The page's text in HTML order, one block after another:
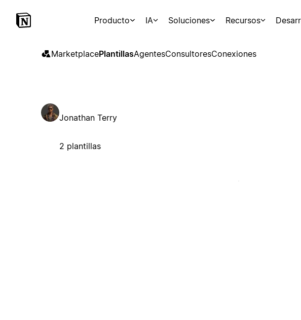
Producto IA Soluciones Recursos
MarketplacePlantillasAgentesConsultoresConexiones
Jonathan Terry
2 plantillas